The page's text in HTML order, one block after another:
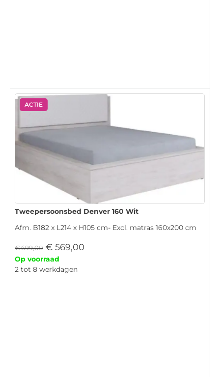
ACTIE
Tweepersoonsbed Denver 160 Wit
Afm. B182 x L214 x H105 cm- Excl. matras 160x200 cm
€699,00 € 569,00
Op voorraad
2 tot 8 werkdagen